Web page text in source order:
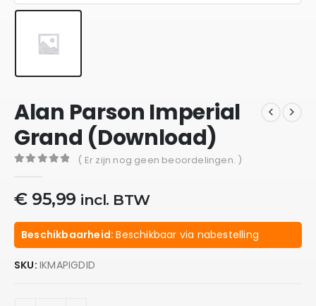
Alan Parson Imperial
Grand (Download)
( Er zijn nog geen beoordelingen. )
€95,99 incl. BTW
Beschikbaarheid:Beschikbaar via nabestelling
SKU: IKMAPIGDID